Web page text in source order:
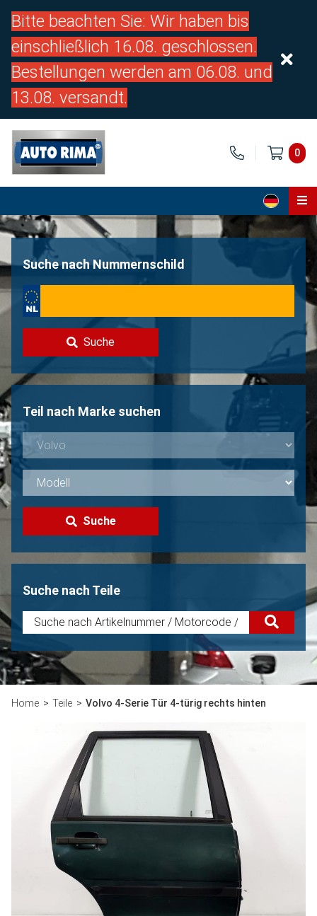
Bitte beachten Sie: Wir haben bis
einschließlich 16.08. geschlossen.
Bestellungen werden am 06.08. und
13.08. versandt.
0
Home
Über uns
Volvo Verkaufen?
Nicht gefunden?
Suche nach Nummernschild
Suche
Teil nach Marke suchen
Suche
Suche nach Teile
Home Teile Volvo 4-Serie Tür 4-türig rechts hinten